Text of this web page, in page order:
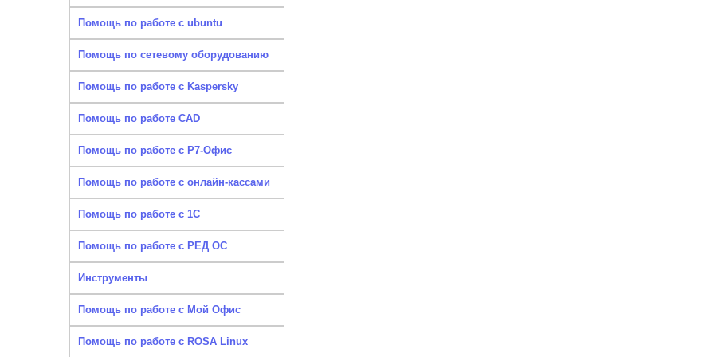
Помощь по работе с ubuntu
Помощь по сетевому оборудованию
Помощь по работе с Kaspersky
Помощь по работе CAD
Помощь по работе с Р7-Офис
Помощь по работе с онлайн-кассами
Помощь по работе с 1С
Помощь по работе с РЕД ОС
Инструменты
Помощь по работе с Мой Офис
Помощь по работе с ROSA Linux